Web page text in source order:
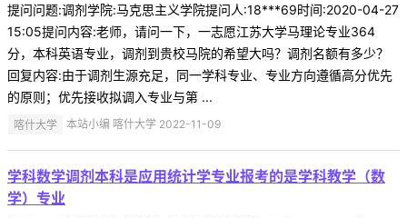
提问问题:调剂学院:马克思主义学院提问人:18***69时间:2020-04-27
15:05提问内容:老师，请问一下，一志愿江苏大学马理论专业364
分，本科英语专业，调剂到贵校马院的希望大吗？调剂名额有多少？
回复内容:由于调剂生源充足，同一学科专业、专业方向遵循高分优先
的原则；优先接收拟调入专业与第 ...
喀什大学 本站小编 喀什大学 2022-11-09
学科数学调剂本科是应用统计学专业报考的是学科教学（数
学）专业